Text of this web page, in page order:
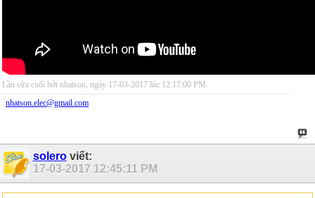
Lần sửa cuối bởi nhatson, ngày 17-03-2017 lúc 12:17:00 PM .
nhatson.elec@gmail.com
soleroviết:
17-03-2017 12:45:11 PM